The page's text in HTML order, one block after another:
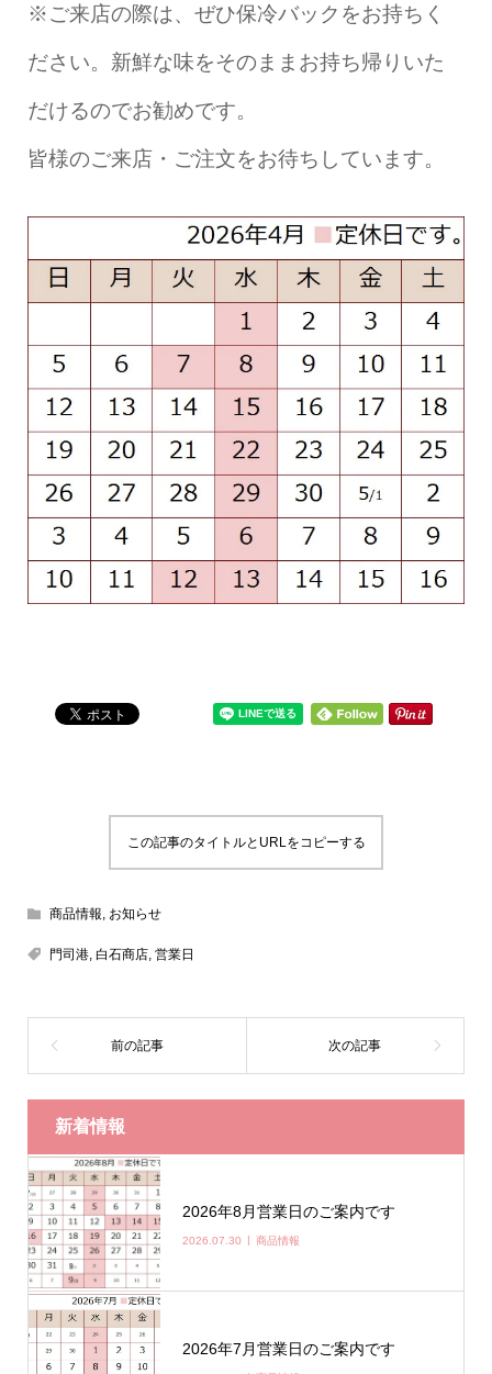
※ご来店の際は、ぜひ保冷バックをお持ちく
ださい。新鮮な味をそのままお持ち帰りいた
だけるのでお勧めです。
皆様のご来店・ご注文をお待ちしています。
この記事のタイトルとURLをコピーする
商品情報 お知らせ
門司港, 白石商店, 営業日
新着情報
2026年8月営業日のご案内です
2026.07.30 商品情報
2026年7月営業日のご案内です